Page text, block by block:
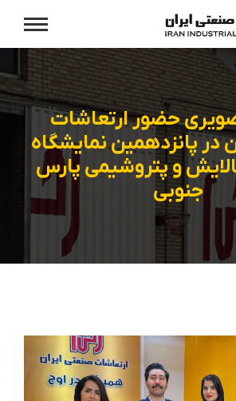
حضور ارتعاشات
در پانزدهمین نمایشگاه
و پتروشیمی پارس
جنوبی